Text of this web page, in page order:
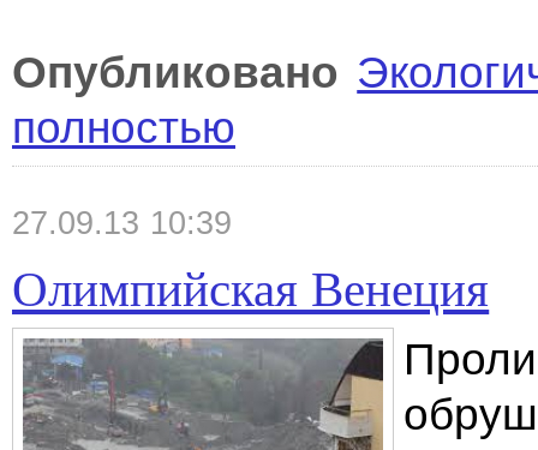
Опубликовано
полностью
27.09.13 10:39
Олимпийская Венеция